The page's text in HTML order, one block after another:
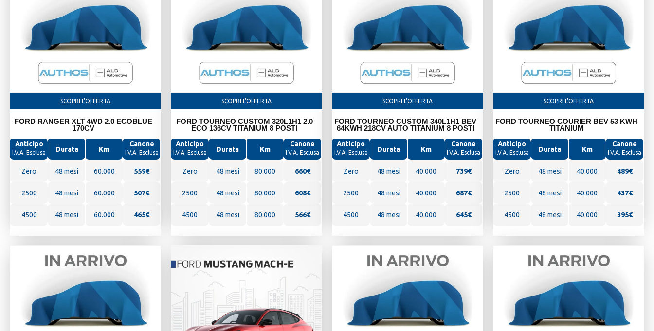
Prodotti in evidenza
SCOPRI L'OFFERTA
FORD RANGER XLT 4WD 2.0 ECOBLUE
170CV
Anticipo
I.V.A. Esclusa Durata Km
Canone
I.V.A. Esclusa
Zero 48 mesi 60.000 559€
2500 48 mesi 60.000 507€
4500 48 mesi 60.000 465€
SCOPRI L'OFFERTA
FORD TOURNEO CUSTOM 320L1H1 2.0
ECO 136CV TITANIUM 8 POSTI
Anticipo
I.V.A. Esclusa Durata Km
Canone
I.V.A. Esclusa
Zero 48 mesi 80.000 660€
2500 48 mesi 80.000 608€
4500 48 mesi 80.000 566€
SCOPRI L'OFFERTA
FORD TOURNEO CUSTOM 340L1H1 BEV
64KWH 218CV AUTO TITANIUM 8 POSTI
Anticipo
I.V.A. Esclusa Durata Km
Canone
I.V.A. Esclusa
Zero 48 mesi 40.000 739€
2500 48 mesi 40.000 687€
4500 48 mesi 40.000 645€
SCOPRI L'OFFERTA
FORD TOURNEO COURIER BEV 53 KWH
TITANIUM
Anticipo
I.V.A. Esclusa Durata Km
Canone
I.V.A. Esclusa
Zero 48 mesi 40.000 489€
2500 48 mesi 40.000 437€
4500 48 mesi 40.000 395€